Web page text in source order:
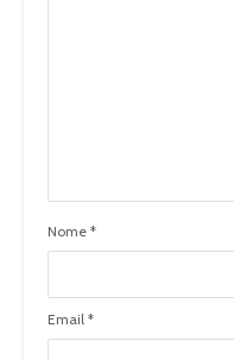
Nome *
Email *